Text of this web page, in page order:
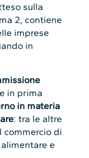
sulla
2, contiene
imprese
in
in prima
in materia
: tra le altre
commercio di
e